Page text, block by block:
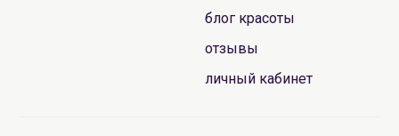
блог красоты
отзывы
личный кабинет